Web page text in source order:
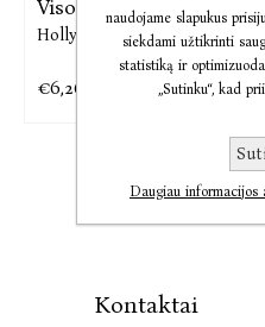
Visos Alisos Hart gėlės
Holly Ringland
€6,26
Kontaktai
naudojame slapukus
siekdami užtikrinti
statistiką ir
„Sutinku“, kad
Daugiau informacijos